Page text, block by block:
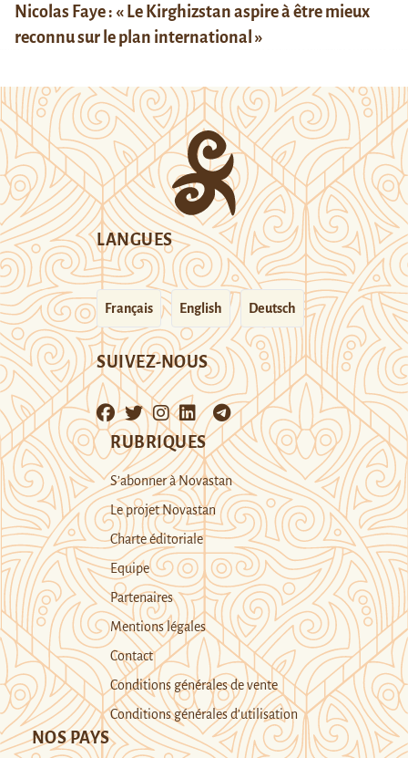
Nicolas Faye : « Le Kirghizstan aspire à être mieux
reconnu sur le plan international »
LANGUES
Français English Deutsch
SUIVEZ-NOUS
RUBRIQUES
S’abonner à Novastan
Le projet Novastan
Charte éditoriale
Equipe
Partenaires
Mentions légales
Contact
Conditions générales de vente
Conditions générales d’utilisation
NOS PAYS